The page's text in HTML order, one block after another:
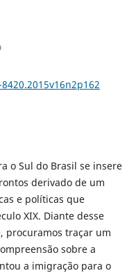
o Sul do Brasil se insere
derivado de um
e políticas que
XIX. Diante desse
procuramos traçar um
sobre a
a imigração para o